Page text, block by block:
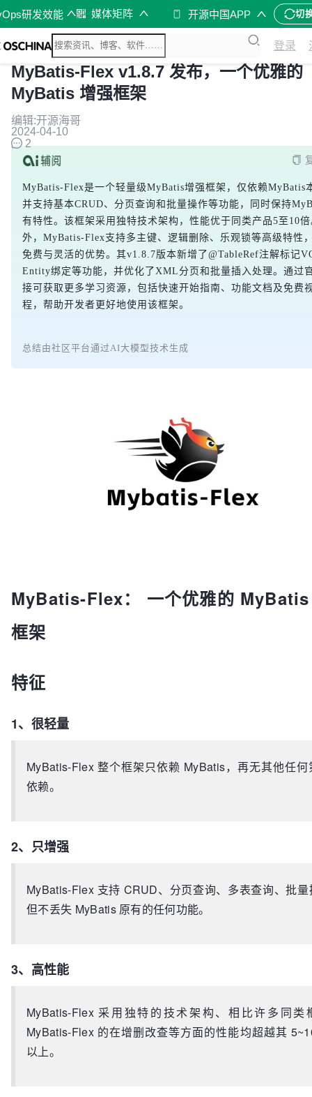
研发效能 媒体矩阵 开源中国APP 切
登录
MyBatis-Flex v1.8.7 发布，一个优雅的
MyBatis 增强框架
编辑:开源海哥
2024-04-10
2
MyBatis-Flex是一个轻量级MyBatis增强框架，仅依赖MyBatis
并支持基本CRUD、分页查询和批量操作等功能，同时保持
有特性。该框架采用独特技术架构，性能优于同类产品5至10
外，MyBatis-Flex支持多主键、逻辑删除、乐观锁等高级特性
免费与灵活的优势。其v1.8.7版本新增了@TableRef注解标记
Entity绑定等功能，并优化了XML分页和批量插入处理。通过
接可获取更多学习资源，包括快速开始指南、功能文档及免费
程，帮助开发者更好地使用该框架。
总结由社区平台通过AI大模型技术生成
MyBatis-Flex： 一个优雅的
框架
特征
1、很轻量
MyBatis-Flex 整个框架只依赖 MyBatis，再无其他任何
依赖。
2、只增强
MyBatis-Flex 支持 CRUD、分页查询、多表查询、批
但不丢失 MyBatis 原有的任何功能。
3、高性能
MyBatis-Flex 采用独特的技术架构、相比许多同类
MyBatis-Flex 的在增删改查等方面的性能均超越其
以上。